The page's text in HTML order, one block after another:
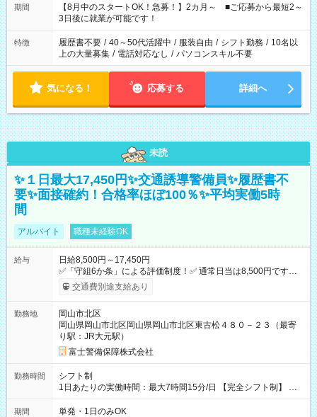
「できれば残業はしたくない」 など、ご希望を教えてください
ね。 ※Wワーク希望の方へ 今ご覧のお仕事で希望する勤務時間
と、もう1つのお仕事の勤務時間。 合計で週40時間を超える場
合は応募できません。
期間
【8月中のスタートOK！急募！】2カ月～ ■ご応募から最短2～
3日後に就業が可能です！
特徴 履歴書不要 / 40～50代活躍中 / 服装自由 / シフト勤務 / 10名以
上の大量募集 / 電話対応なし / パソコンスキル不要
気になる！ 応募する 詳細へ
未読
✨１日最大17,450円✨交通誘導警備員✨履歴書不
要✨面接確約！合格率ほぼ100％✨平均実働5時
間
アルバイト 職種未経験OK
給与
日給8,500円～17,450円
✅「守組6か条」による評価制度！✅ 通常日当は8,500円ですが
上記評価制度により「S級隊員」と認定されれば10,000円の日当
を支給します。 (1)上記勤務者が交通2級資格者の場合10,000円
14,375円 (3)上記現場が日祝深夜の場合 17,250円 (4)上記勤務
者が現場までの運転者の場合17,250+200円＝17,450円 -----------
------------------------------- *最高日当額 17,450円* （実働時間5
時間の場合、時給3,490円） ------------------------------------------ よ
り上位の資格取得やリーダー手当を取得すると ”さらに”加算さ
れます！ ※日当支給時振込手数料等は一切ありません。 【試用
期間】試用期間なし
交通費別途支給あり
勤務地
岡山市北区
岡山県岡山市北区岡山県岡山市北区東古松４８０－２３（最寄
り駅：JR大元駅）
富士警備保障株式会社
勤務時間
シフト制
1日あたりの実働時間：最大7時間15分/日 【完全シフト制】 例
(1) 8：00~17:00（休憩１h） 例(2) 13:00~16:00（早上がりでも
全額支給！） 例(3) 21:00~5:00（夜勤なら日当1.25倍！！）
期間 単発・1日のみOK